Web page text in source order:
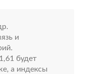
и
будет
а индексы